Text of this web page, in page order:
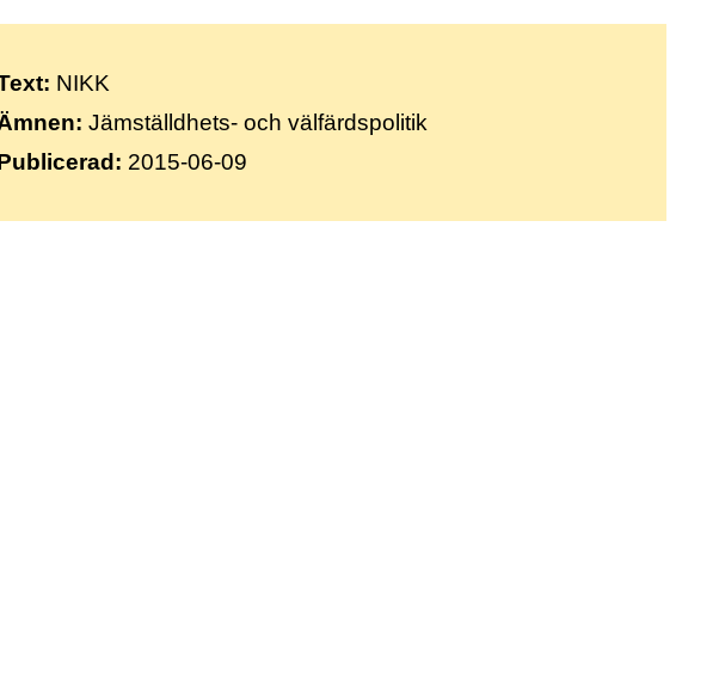
NIKK
Jämställdhets- och välfärdspolitik
2015-06-09